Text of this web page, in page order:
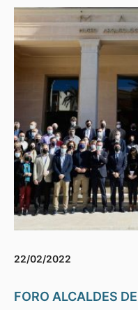
22/02/2022
FORO ALCALDES